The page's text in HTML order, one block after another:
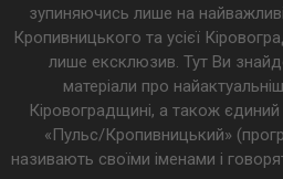
зупиняючись лише на
Кропивницького та усієї
лише ексклюзив. Тут Ви
матеріали про
Кіровоградщині, а також єдиний
«Пульс/Кропивницький»
називають своїми іменами і